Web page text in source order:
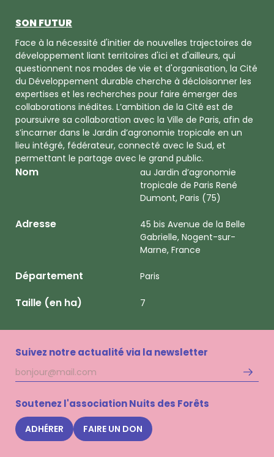
SON FUTUR
Face à la nécessité d'initier de nouvelles trajectoires de
développement liant territoires d'ici et d'ailleurs, qui
questionnent nos modes de vie et d'organisation, la Cité
du Développement durable cherche à décloisonner les
expertises et les recherches pour faire émerger des
collaborations inédites. L’ambition de la Cité est de
poursuivre sa collaboration avec la Ville de Paris, afin de
s’incarner dans le Jardin d’agronomie tropicale en un
lieu intégré, fédérateur, connecté avec le Sud, et
permettant le partage avec le grand public.
Nom
au Jardin d’agronomie
tropicale de Paris René
Dumont, Paris (75)
Adresse
45 bis Avenue de la Belle
Gabrielle, Nogent-sur-
Marne, France
Département Paris
Taille (en ha) 7
Suivez notre actualité via la newsletter
Adresse
mail
Soutenez l'association Nuits des Forêts
ADHÉRER FAIRE UN DON